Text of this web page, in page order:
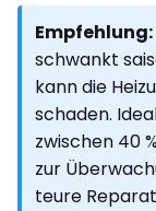
Empfehlung:
schwankt
kann die
schaden.
zwischen 40
zur
teure